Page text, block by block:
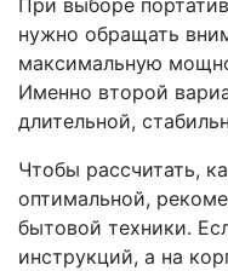
нужно обращать
максимальную
Именно второй
длительной,
Чтобы рассчитать,
оптимальной,
бытовой техники.
инструкций, а на